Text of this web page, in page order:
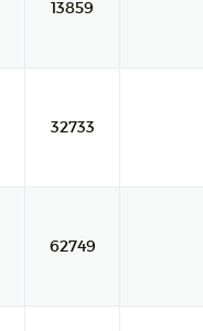
13859
32733
62749